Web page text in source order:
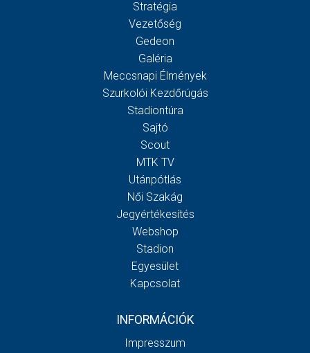
Stratégia
Vezetőség
Gedeon
Galéria
Meccsnapi Élmények
Szurkolói Kezdőrúgás
Stadiontúra
Sajtó
Scout
MTK TV
Utánpótlás
Női Szakág
Jegyértékesítés
Webshop
Stadion
Egyesület
Kapcsolat
INFORMÁCIÓK
Impresszum